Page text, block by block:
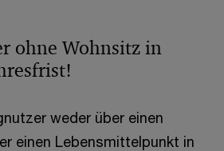
ohne Wohnsitz in
weder über einen
einen Lebensmittelpunkt in